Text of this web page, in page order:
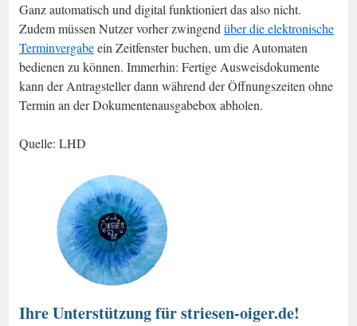
Ganz automatisch und digital funktioniert das also nicht.
Zudem müssen Nutzer vorher zwingend über die elektronische
Terminvergabeein Zeitfenster buchen, um die Automaten
bedienen zu können. Immerhin: Fertige Ausweisdokumente
kann der Antragsteller dann während der Öffnungszeiten ohne
Termin an der Dokumentenausgabebox abholen.
Quelle: LHD
Ihre Unterstützung für striesen-oiger.de!